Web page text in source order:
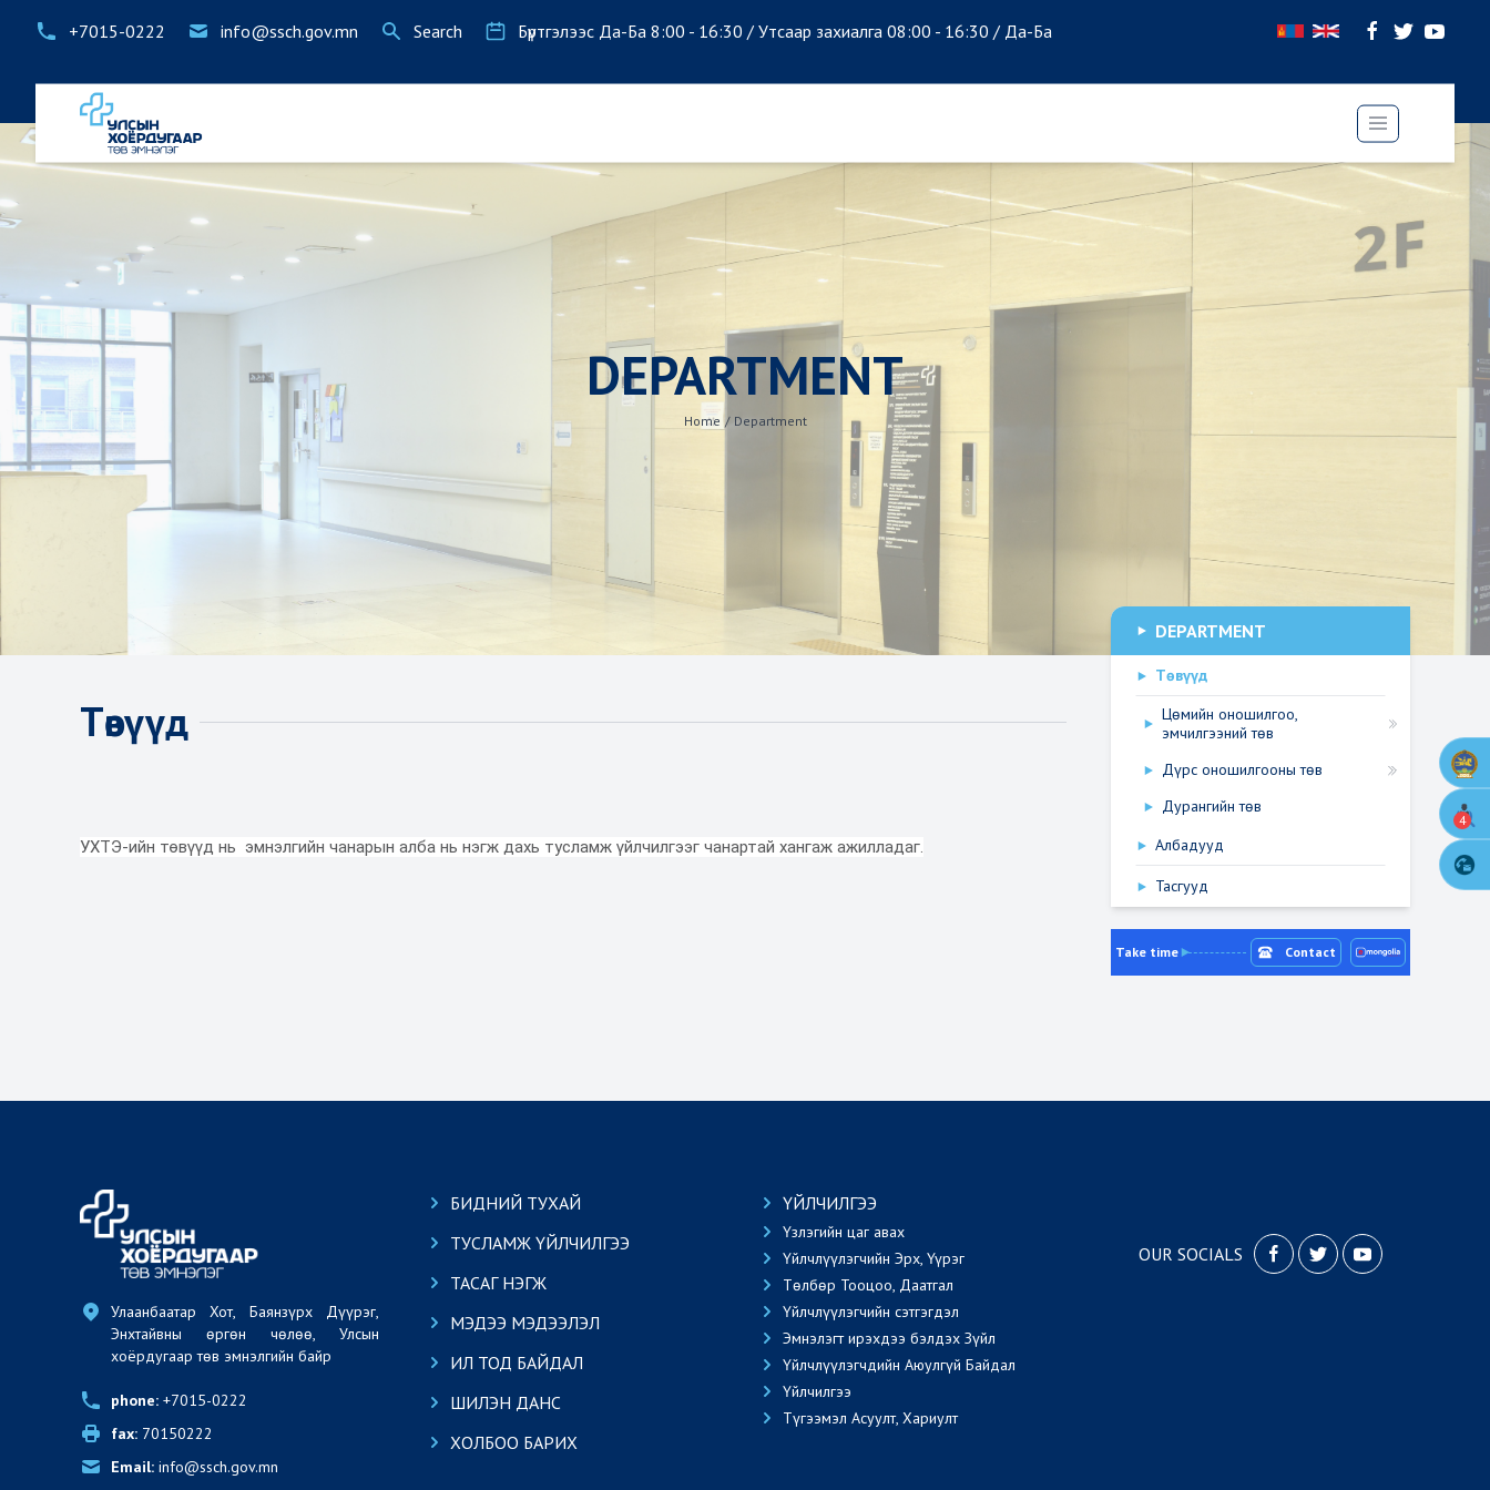
+7015-0222 info@ssch.gov.mn Search Бүртгэлээс Да-Ба 8:00 - 16:30 / Утсаар захиалга 08:00 - 16:30 / Да-Ба
DEPARTMENT
Home / Department
Төвүүд
УХТЭ-ийн төвүүд нь эмнэлгийн чанарын алба нь нэгж дахь тусламж үйлчилгээг чанартай хангаж ажилладаг.
Ангиографын тасаг ( Department of
DEPARTMENT
Төвүүд
Цөмийн оношилгоо,
эмчилгээний төв
Дүрс оношилгооны төв
Дурангийн төв
Албадууд
Тасгууд
Take time Contact
Улаанбаатар Хот, Баянзүрх Дүүрэг,
Энхтайвны өргөн чөлөө, Улсын
хоёрдугаар төв эмнэлгийн байр
phone: +7015-0222
fax: 70150222
Email: info@ssch.gov.mn
БИДНИЙ ТУХАЙ
ТУСЛАМЖ ҮЙЛЧИЛГЭЭ
ТАСАГ НЭГЖ
МЭДЭЭ МЭДЭЭЛЭЛ
ИЛ ТОД БАЙДАЛ
ШИЛЭН ДАНС
ХОЛБОО БАРИХ
ҮЙЛЧИЛГЭЭ
Үзлэгийн цаг авах
Үйлчлүүлэгчийн Эрх, Үүрэг
Төлбөр Тооцоо, Даатгал
Үйлчлүүлэгчийн сэтгэгдэл
Эмнэлэгт ирэхдээ бэлдэх Зүйл
Үйлчлүүлэгчдийн Аюулгүй Байдал
Үйлчилгээ
Түгээмэл Асуулт, Хариулт
OUR SOCIALS
4